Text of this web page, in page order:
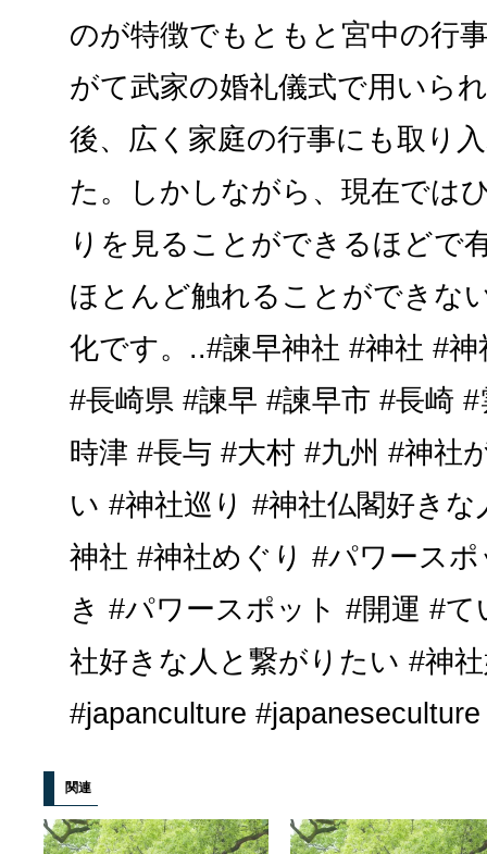
のが特徴でもともと宮中の行
がて武家の婚礼儀式で用いら
後、広く家庭の行事にも取り
た。しかしながら、現在では
りを見ることができるほどで
ほとんど触れることができな
化です。..#諫早神社 #神社 #
#長崎県 #諫早 #諫早市 #長崎
時津 #長与 #大村 #九州 #神社
い #神社巡り #神社仏閣好き
神社 #神社めぐり #パワース
き #パワースポット #開運 #
社好きな人と繋がりたい #神
#japanculture #japaneseculture
関連